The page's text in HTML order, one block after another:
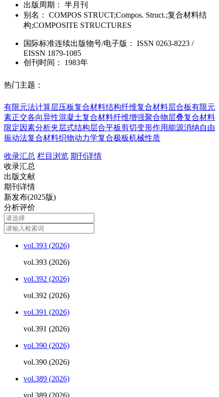
出版周期：
半月刊
别名：
COMPOS STRUCT;Compos. Struct.;复合材料结
构;COMPOSITE STRUCTURES
国际标准连续出版物号/电子版 ： ISSN 0263-8223 /
EISSN 1879-1085
创刊时间：
1983年
热门主题：
有限元法计算层压板复合材料结构纤维复合材料层合板有限元
素正交各向异性混凝土复合材料纤维增强聚合物层叠复合材料
限定因素分析夹层式结构层合平板剪切变形作用能源消纳自由
振动法复合材料织物动力学复合极板机械性质
收录汇总 栏目浏览 期刊详情
收录汇总
出版文献
期刊详情
新发布(2025版)
分析评价
vol.393 (2026)
vol.393 (2026)
vol.392 (2026)
vol.392 (2026)
vol.391 (2026)
vol.391 (2026)
vol.390 (2026)
vol.390 (2026)
vol.389 (2026)